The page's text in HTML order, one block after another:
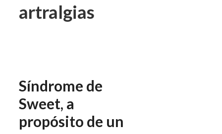
artralgias
Síndrome de
Sweet, a
propósito de un